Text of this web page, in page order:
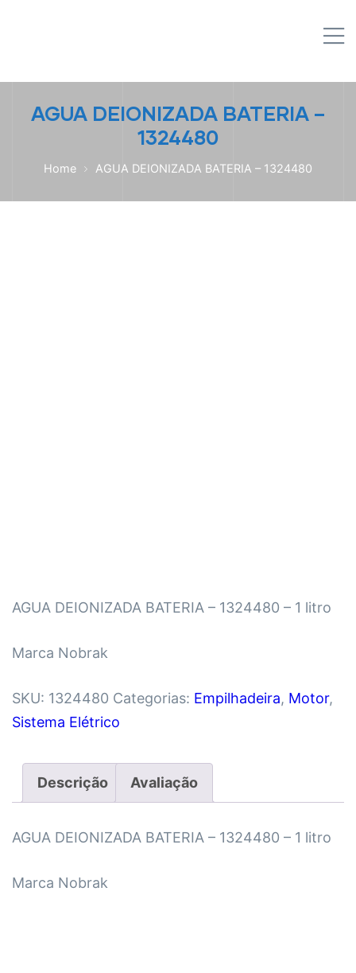
AGUA DEIONIZADA BATERIA –
1324480
Home AGUA DEIONIZADA BATERIA – 1324480
AGUA DEIONIZADA BATERIA – 1324480 – 1 litro
Marca Nobrak
SKU: 1324480 Categorias: Empilhadeira, Motor,
Sistema Elétrico
Descrição Avaliação
AGUA DEIONIZADA BATERIA – 1324480 – 1 litro
Marca Nobrak